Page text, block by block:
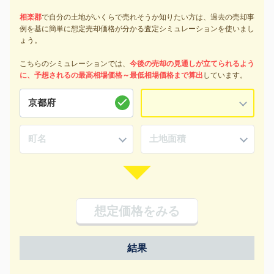
相楽郡で自分の土地がいくらで売れそうか知りたい方は、過去の売却事
例を基に簡単に想定売却価格が分かる査定シミュレーションを使いまし
ょう。
こちらのシミュレーションでは、 今後の売却の見通しが立てられるよう
に、予想されるの最高相場価格～最低相場価格まで算出 しています。
想定価格をみる
結果